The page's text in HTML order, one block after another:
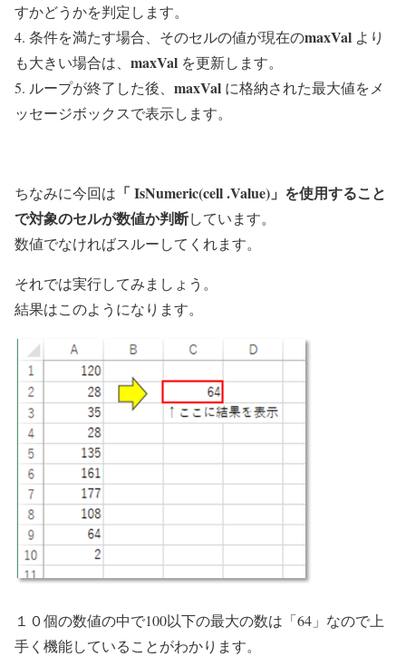
すかどうかを判定します。
4. 条件を満たす場合、そのセルの値が現在のmaxVal より
も大きい場合は、 maxVal を更新します。
5. ループが終了した後、 maxVal に格納された最大値をメ
ッセージボックスで表示します。
ちなみに今回は 「 IsNumeric(cell.Value)」を使用すること
で対象のセルが数値か判断しています。
数値でなければスルーしてくれます。
それでは実行してみましょう。
結果はこのようになります。
１０個の数値の中で100以下の最大の数は「64」なので上
手く機能していることがわかります。